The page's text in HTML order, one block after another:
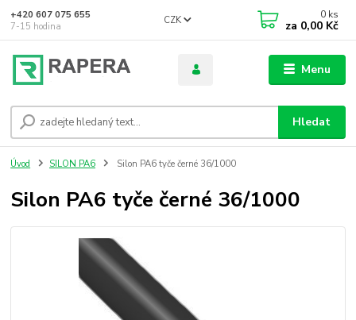
Menu
CZK
Hledat
+420 607 075 655
7-15 hodina
0 ks
za 0,00 Kč
Úvod SILON PA6 Silon PA6 tyče černé 36/1000
Silon PA6 tyče černé 36/1000